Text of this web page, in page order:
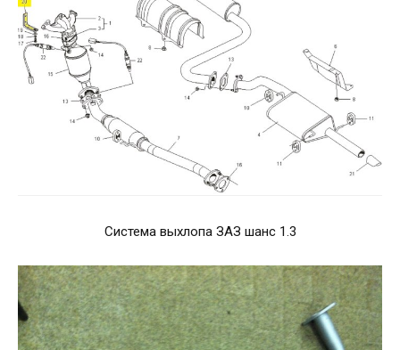
Система выхлопа ЗАЗ шанс 1.3